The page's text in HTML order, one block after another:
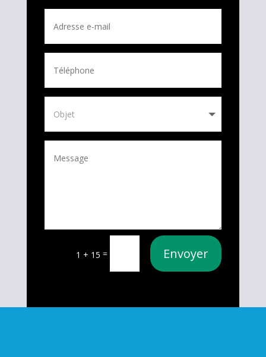
1 + 15 = Envoyer